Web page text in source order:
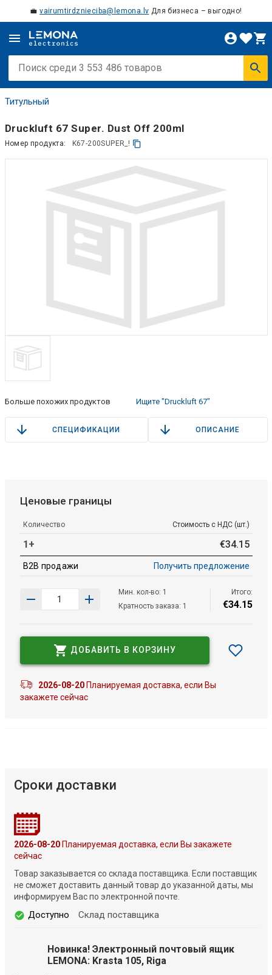
💼vairumtirdznieciba@lemona.lv Для бизнеса – выгодно!
Титульный
Druckluft 67 Super. Dust Off 200ml
Номер продукта: K67-200SUPER_!
Больше похожих продуктов Ищите "Druckluft 67"
СПЕЦИФИКАЦИИ ОПИСАНИЕ
Ценовые границы
Количество Стоимость с НДС (шт.)
1+ €34.15
B2B продажи Получить предложение
Мин. кол-во: 1
Кратность заказа: 1
Итого:
€34.15
ДОБАВИТЬ В КОРЗИНУ
2026-08-20Планируемая доставка, если Вы
закажете сейчас
Сроки доставки
2026-08-20Планируемая доставка, если Вы закажете
сейчас
Товар заказывается со склада поставщика. Если поставщик
не сможет доставить данный товар до указанной даты, мы
информируем Вас по электронной почте.
Доступно Склад поставщика
Новинка! Электронный почтовый ящик
LEMONA: Krasta 105, Riga